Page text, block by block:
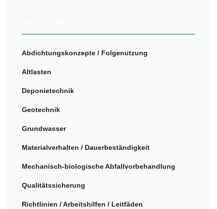
Abdichtungskonzepte / Folgenutzung
Altlasten
Deponietechnik
Geotechnik
Grundwasser
Materialverhalten / Dauerbeständigkeit
Mechanisch-biologische Abfallvorbehandlung
Qualitätssicherung
Richtlinien / Arbeitshilfen / Leitfäden